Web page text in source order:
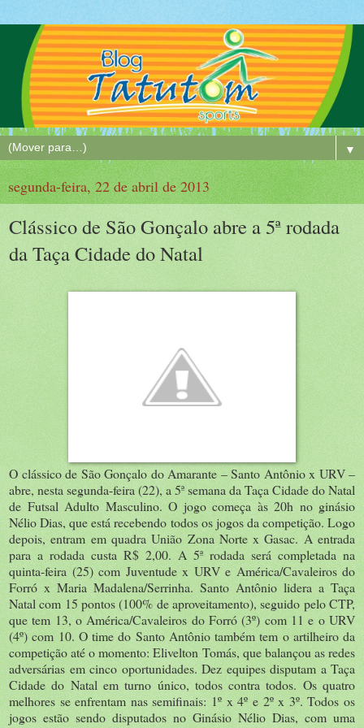
▼
segunda-feira, 22 de abril de 2013
Clássico de São Gonçalo abre a 5ª rodada
da Taça Cidade do Natal
O clássico de São Gonçalo do Amarante – Santo Antônio x URV –
abre, nesta segunda-feira (22), a 5ª semana da Taça Cidade do Natal
de Futsal Adulto Masculino. O jogo começa às 20h no ginásio
Nélio Dias, que está recebendo todos os jogos da competição. Logo
depois, entram em quadra União Zona Norte x Gasac. A entrada
para a rodada custa R$ 2,00. A 5ª rodada será completada na
quinta-feira (25) com Juventude x URV e América/Cavaleiros do
Forró x Maria Madalena/Serrinha. Santo Antônio lidera a Taça
Natal com 15 pontos (100% de aproveitamento), seguido pelo CTP,
que tem 13, o América/Cavaleiros do Forró (3º) com 11 e o URV
(4º) com 10. O time do Santo Antônio também tem o artilheiro da
competição até o momento: Elivelton Tomás, que balançou as redes
adversárias em cinco oportunidades. Dez equipes disputam a Taça
Cidade do Natal em turno único, todos contra todos. Os quatro
melhores se enfrentam nas semifinais: 1º x 4º e 2º x 3º. Todos os
jogos estão sendo disputados no Ginásio Nélio Dias, com uma